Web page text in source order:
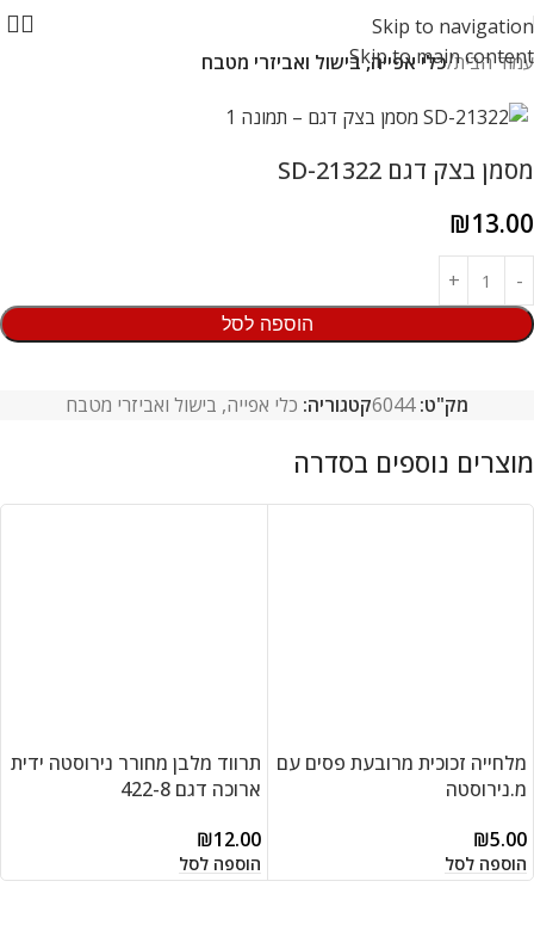
Skip to navigation
Skip to main content
עמוד הבית כלי אפייה, בישול ואביזרי מטבח
מסמן בצק דגם SD-21322
₪13.00
הוספה לסל
מק"ט:6044קטגוריה: כלי אפייה, בישול ואביזרי מטבח
מלחייה זכוכית מרובעת פסים עם
מ.נירוסטה
₪5.00
הוספה לסל
תרווד מלבן מחורר נירוסטה ידית
ארוכה דגם 422-8
₪12.00
הוספה לסל